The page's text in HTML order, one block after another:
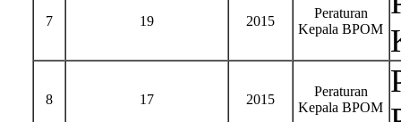
7 19 2015
Peraturan
Kepala BPOM
8 17 2015
Peraturan
Kepala BPOM